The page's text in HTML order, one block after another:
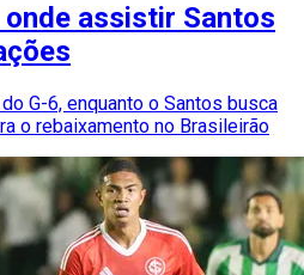
assistir Santos
G-6, enquanto o Santos busca
o rebaixamento no Brasileirão